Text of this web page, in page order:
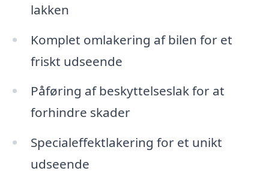
lakken
Komplet omlakering af bilen for et
friskt udseende
Påføring af beskyttelseslak for at
forhindre skader
Specialeffektlakering for et unikt
udseende